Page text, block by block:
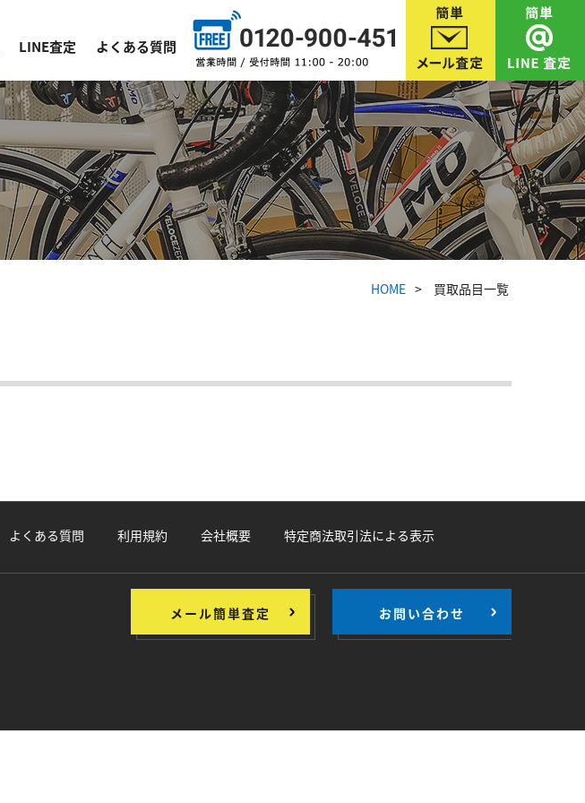
LINE査定 よくある質問
HOME 買取品目一覧
よくある質問 利用規約 会社概要 特定商法取引法による表示
メール簡単査定 > お問い合わせ >